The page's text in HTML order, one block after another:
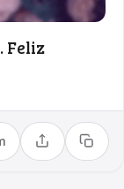
Feliz
Compartilhar
Copiar